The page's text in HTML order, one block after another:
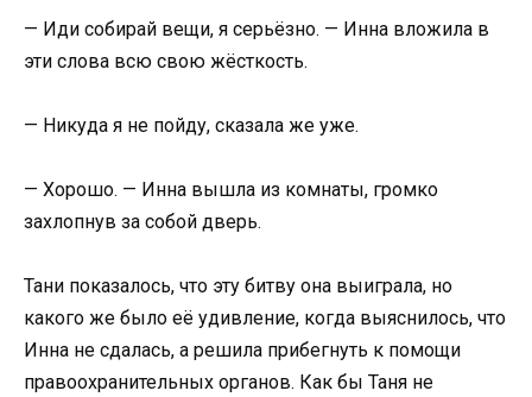
— Иди собирай вещи, я серьёзно. — Инна вложила в
эти слова всю свою жёсткость.
— Никуда я не пойду, сказала же уже.
— Хорошо. — Инна вышла из комнаты, громко
захлопнув за собой дверь.
Тани показалось, что эту битву она выиграла, но
какого же было её удивление, когда выяснилось, что
Инна не сдалась, а решила прибегнуть к помощи
правоохранительных органов. Как бы Таня не